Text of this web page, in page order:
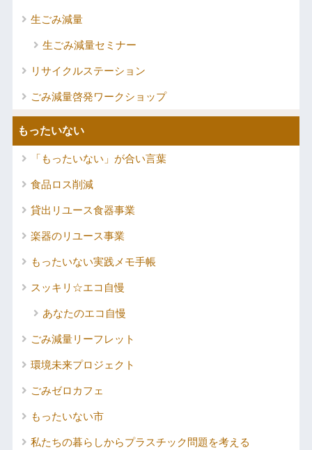
生ごみ減量
生ごみ減量セミナー
リサイクルステーション
ごみ減量啓発ワークショップ
もったいない
「もったいない」が合い言葉
食品ロス削減
貸出リユース食器事業
楽器のリユース事業
もったいない実践メモ手帳
スッキリ☆エコ自慢
あなたのエコ自慢
ごみ減量リーフレット
環境未来プロジェクト
ごみゼロカフェ
もったいない市
私たちの暮らしからプラスチック問題を考える